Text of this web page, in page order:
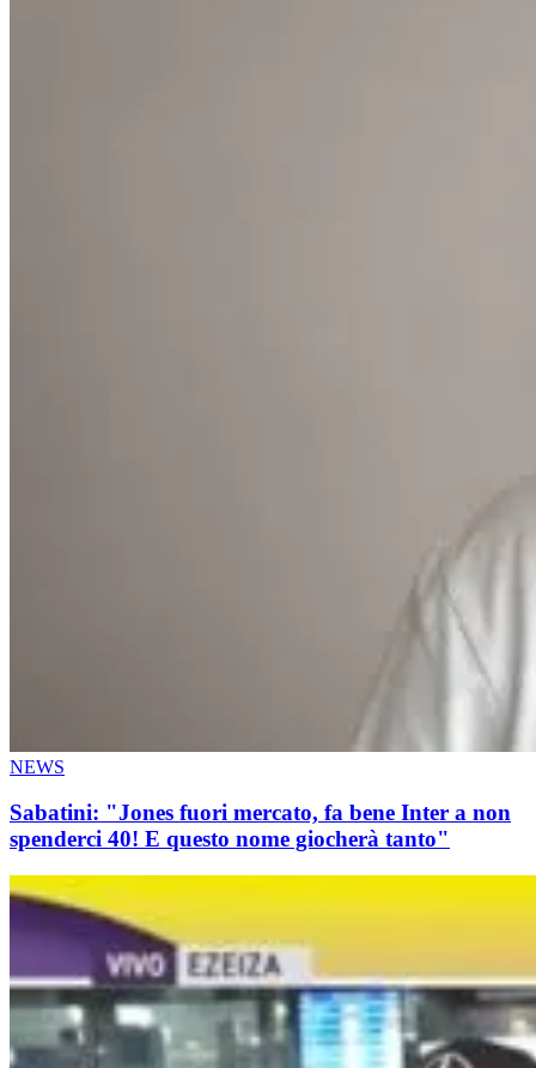
NEWS
Sabatini: "Jones fuori mercato, fa bene Inter a non
spenderci 40! E questo nome giocherà tanto"